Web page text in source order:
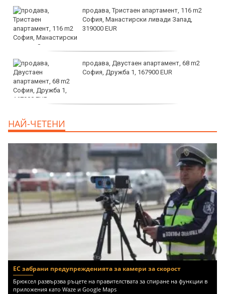
продава, Тристаен апартамент, 116 m2
София, Манастирски ливади Запад,
319000 EUR
продава, Двустаен апартамент, 68 m2
София, Дружба 1, 167900 EUR
НАЙ-ЧЕТЕНИ
ЕС забрани предупрежденията за камери за скорост
Брюксел развързва ръцете на правителствата за спиране на функции в
приложения като Waze и Google Maps